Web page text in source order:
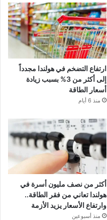
ارتفاع التضخم في هولندا مجدداً
إلى أكثر من 3% بسبب زيادة
أسعار الطاقة
منذ 6 أيام
أكثر من نصف مليون أسرة في
هولندا تعاني من فقر الطاقة..
وارتفاع الأسعار يزيد الأزمة
منذ أسبوعين